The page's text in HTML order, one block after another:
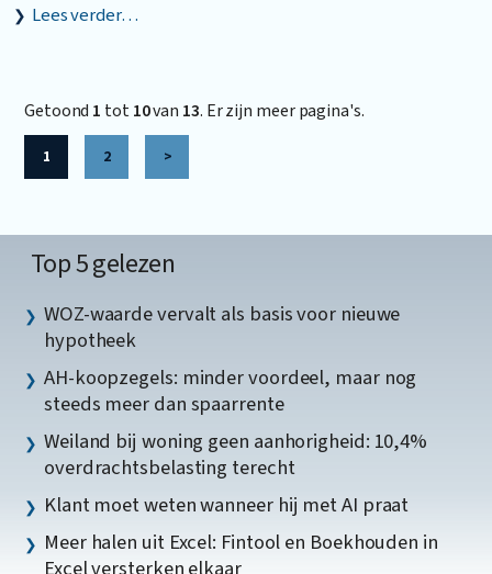
Lees verder…
Getoond 1 tot10van 13. Er zijn meer pagina's.
1 2 >
Top 5 gelezen
WOZ-waarde vervalt als basis voor nieuwe
hypotheek
AH-koopzegels: minder voordeel, maar nog
steeds meer dan spaarrente
Weiland bij woning geen aanhorigheid: 10,4%
overdrachtsbelasting terecht
Klant moet weten wanneer hij met AI praat
Meer halen uit Excel: Fintool en Boekhouden in